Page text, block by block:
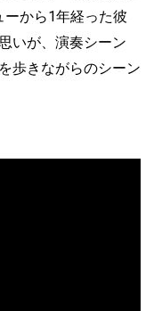
から1年経った彼
いが、演奏シーン
歩きながらのシーン